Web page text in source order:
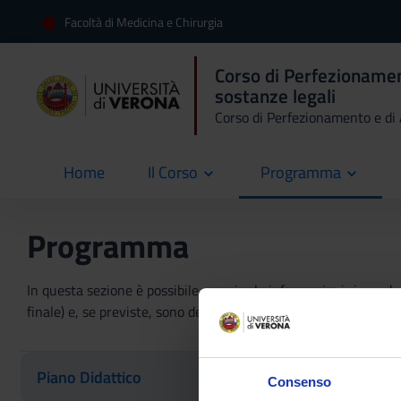
Consenso
Facoltà di Medicina e Chirurgia
Corso di
sostanze legali
Corso di Perfezionamento e
Home
current Il Corso Programma
Programma
In questa sezione è possibile reperire le informazioni
finale) e, se previste, sono dettagliate le informazioni sullo
Piano Didattico